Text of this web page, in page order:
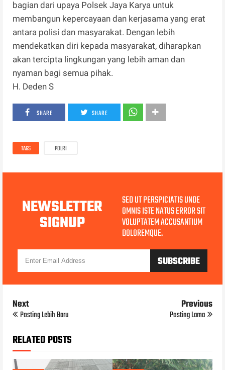
bagian dari upaya Polsek Jaya Karya untuk
membangun kepercayaan dan kerjasama yang erat
antara polisi dan masyarakat. Dengan lebih
mendekatkan diri kepada masyarakat, diharapkan
akan tercipta lingkungan yang lebih aman dan
nyaman bagi semua pihak.
H. Deden S
SHARE SHARE
TAGS POLRI
NEWSLETTER
SIGNUP
SED UT PERSPICIATIS UNDE
OMNIS ISTE NATUS ERROR SIT
VOLUPTATEM ACCUSANTIUM
DOLOREMQUE.
Next
Posting Lebih Baru
Previous
Posting Lama
RELATED POSTS